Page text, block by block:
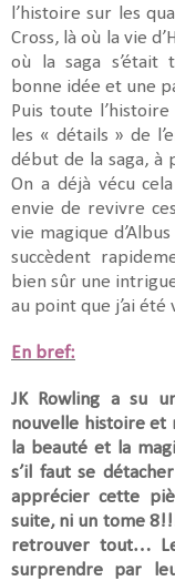
l’histoire sur les
Cross, là où la vie
où la saga s’était
bonne idée et une
Puis toute
les « détails » de
début de la saga, à
On a déjà vécu
envie de revivre
vie magique
succèdent
bien sûr une
au point que j’ai
En bref:
JK Rowling a su
nouvelle histoire et
la beauté et la
s’il faut se
apprécier cette
suite, ni un tome
retrouver tout…
surprendre par